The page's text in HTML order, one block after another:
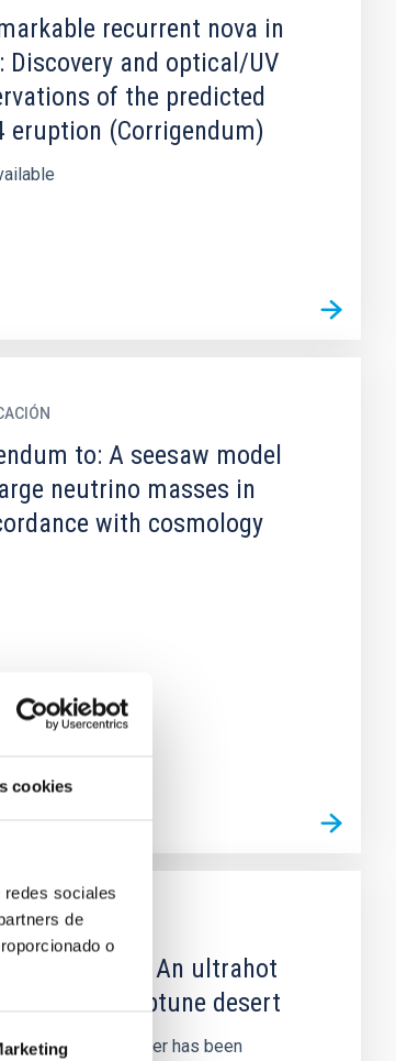
cookies
sociales
de
o
recurrent nova in
Discovery and optical/UV
of the predicted
eruption (Corrigendum)
to: A seesaw model
neutrino masses in
with cosmology
Correction: An ultrahot
in the Neptune desert
to this paper has been